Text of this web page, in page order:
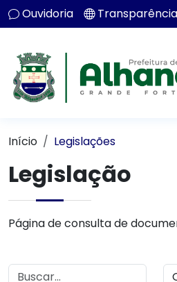
Ouvidoria Transparência
Início Legislações
Legislação
Página de consulta de